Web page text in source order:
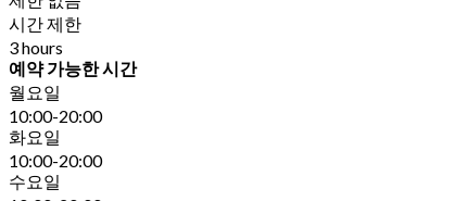
시간 제한
3 hours
예약 가능한 시간
월요일
10:00-20:00
화요일
10:00-20:00
수요일